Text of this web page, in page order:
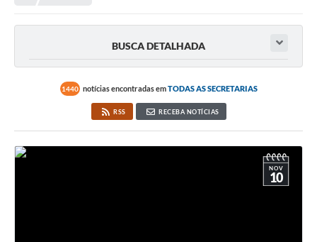
Cultura e Patrimônio
BUSCA DETALHADA
1440 notícias encontradas emTODAS AS SECRETARIAS
RSS RECEBA NOTÍCIAS
NOV
10